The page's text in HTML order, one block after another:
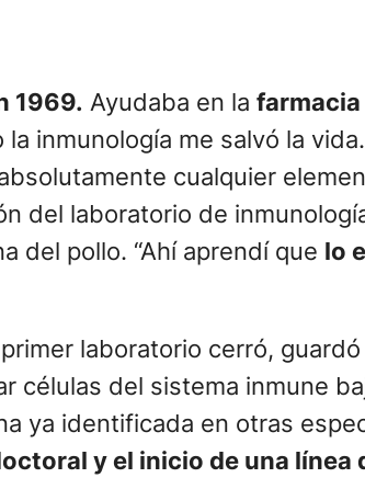
1969. Ayudaba en la farmacia
inmunología me salvó la
cualquier
del laboratorio de
del pollo. “Ahí aprendí que lo
laboratorio cerró,
células del sistema inmune
ya identificada en otras
y el inicio de una línea